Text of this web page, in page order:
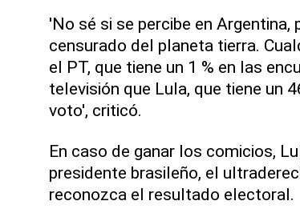
'No sé si se percibe en
censurado del planeta tierra.
el PT, que tiene un 1 % en las
televisión que Lula, que tiene un
voto', criticó.
En caso de ganar los comicios,
presidente brasileño, el
reconozca el resultado electoral.